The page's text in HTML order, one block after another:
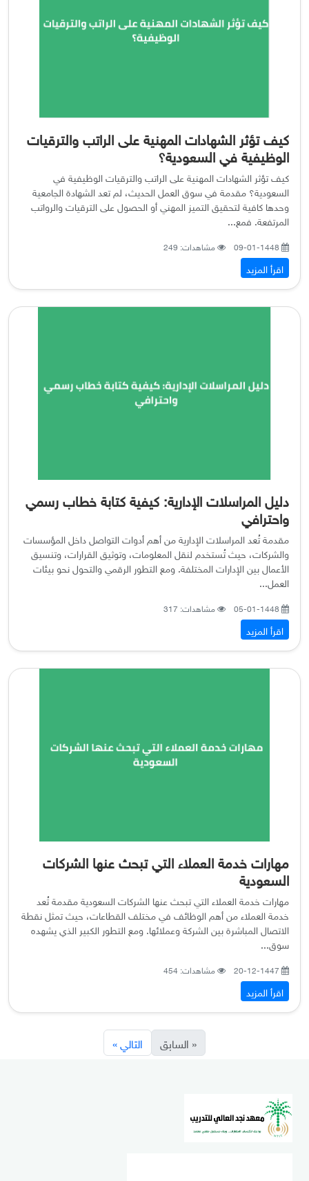
كيف تؤثر الشهادات المهنية على الراتب والترقيات
الوظيفية في السعودية؟
كيف تؤثر الشهادات المهنية على الراتب والترقيات الوظيفية في
السعودية؟ مقدمة في سوق العمل الحديث، لم تعد الشهادة الجامعية
وحدها كافية لتحقيق التميز المهني أو الحصول على الترقيات والرواتب
المرتفعة. فمع...
مشاهدات: 249
اقرأ المزيد
دليل المراسلات الإدارية: كيفية كتابة خطاب رسمي
واحترافي
مقدمة تُعد المراسلات الإدارية من أهم أدوات التواصل داخل المؤسسات
والشركات، حيث تُستخدم لنقل المعلومات، وتوثيق القرارات، وتنسيق
الأعمال بين الإدارات المختلفة. ومع التطور الرقمي والتحول نحو بيئات
العمل...
مشاهدات: 317
اقرأ المزيد
مهارات خدمة العملاء التي تبحث عنها الشركات
السعودية
مهارات خدمة العملاء التي تبحث عنها الشركات السعودية مقدمة تُعد
خدمة العملاء من أهم الوظائف في مختلف القطاعات، حيث تمثل نقطة
الاتصال المباشرة بين الشركة وعملائها. ومع التطور الكبير الذي يشهده
سوق...
مشاهدات: 454
اقرأ المزيد
« السابق التالي »